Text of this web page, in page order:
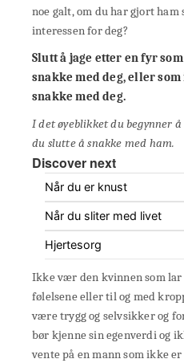
noe galt, om du har gjort
interessen for deg?
Slutt å jage etter en fyr
snakke med deg, eller
snakke med deg.
I det øyeblikket du begynner
du slutte å snakke med ham.
Discover next
Når du er knust
Når du sliter med livet
Hjertesorg
Ikke vær den kvinnen som lar
følelsene eller til og med
være trygg og selvsikker og
bør kjenne sin egenverdi og
vente på en mann som ikke